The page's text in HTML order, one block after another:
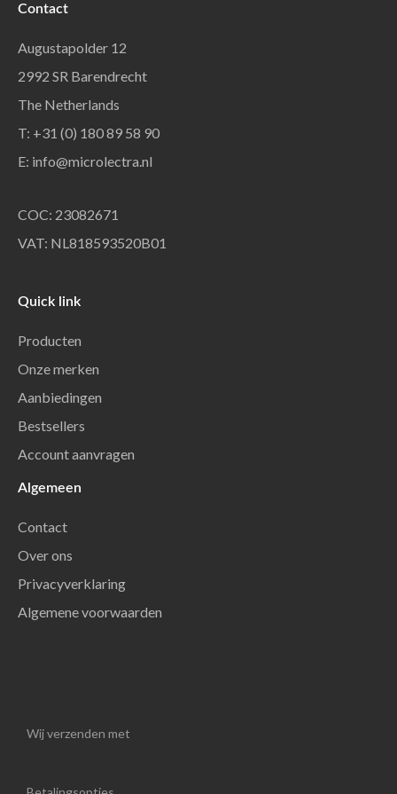
Contact
Augustapolder 12
2992 SR Barendrecht
The Netherlands
T: +31 (0) 180 89 58 90
E: info@microlectra.nl
COC: 23082671
VAT: NL818593520B01
Quick link
Producten
Onze merken
Aanbiedingen
Bestsellers
Account aanvragen
Algemeen
Contact
Over ons
Privacyverklaring
Algemene voorwaarden
Wij verzenden met